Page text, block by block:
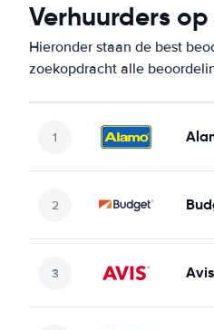
Verhuurders
Hieronder staan de best
zoekopdracht alle
Avis